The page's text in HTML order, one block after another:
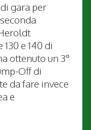
gara per
e 140 di
ottenuto un 3°
Off di
da fare invece
e